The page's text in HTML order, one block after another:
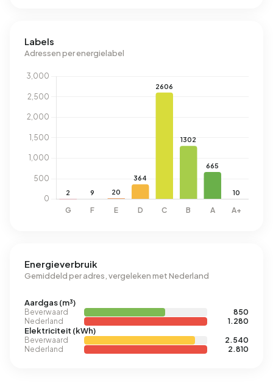
Labels
Adressen per energielabel
Energieverbruik
Gemiddeld per adres, vergeleken met Nederland
Aardgas (m³)
Beverwaard
850
Nederland
1.280
Elektriciteit (kWh)
Beverwaard
2.540
Nederland
2.810